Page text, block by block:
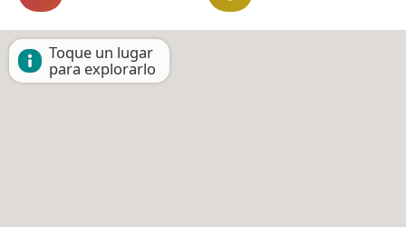
Toque un lugar
para explorarlo